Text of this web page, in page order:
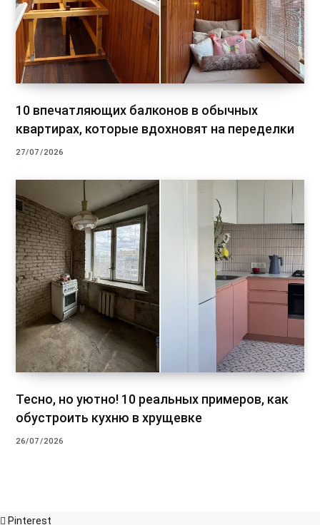
10 впечатляющих балконов в обычных
квартирах, которые вдохновят на переделки
27/07/2026
Тесно, но уютно! 10 реальных примеров, как
обустроить кухню в хрущевке
26/07/2026
Pinterest